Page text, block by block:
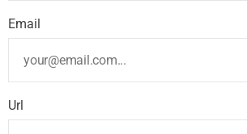
Email
Url